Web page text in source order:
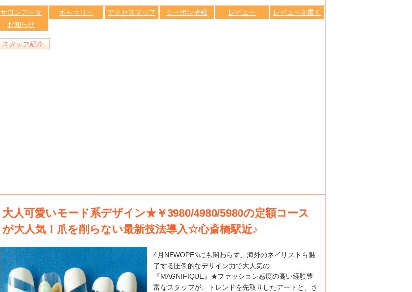
る
トへ登録
サロンデータ ギャラリー アクセスマップ クーポン情報 レビュー
レビューを書く
お知らせ
スタッフ紹介
大人可愛いモード系デザイン★￥3980/4980/5980の定額コース
が大人気！爪を削らない最新技法導入☆心斎橋駅近♪
4月NEWOPENにも関わらず、海外のネイリストも魅
了する圧倒的なデザイン力で大人気の
『MAGNIFIQUE』★ファッション感度の高い経験豊
富なスタッフが、トレンドを先取りしたアートと、さ